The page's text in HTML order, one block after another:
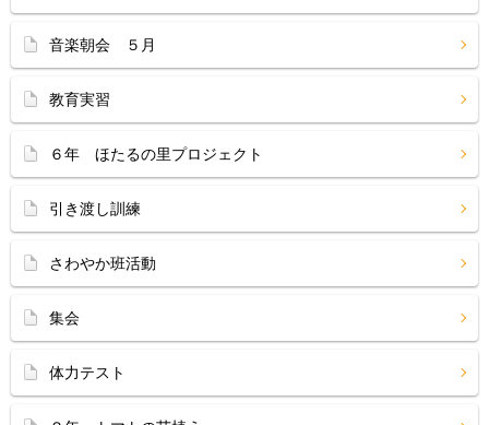
音楽朝会 ５月
教育実習
６年 ほたるの里プロジェクト
引き渡し訓練
さわやか班活動
集会
体力テスト